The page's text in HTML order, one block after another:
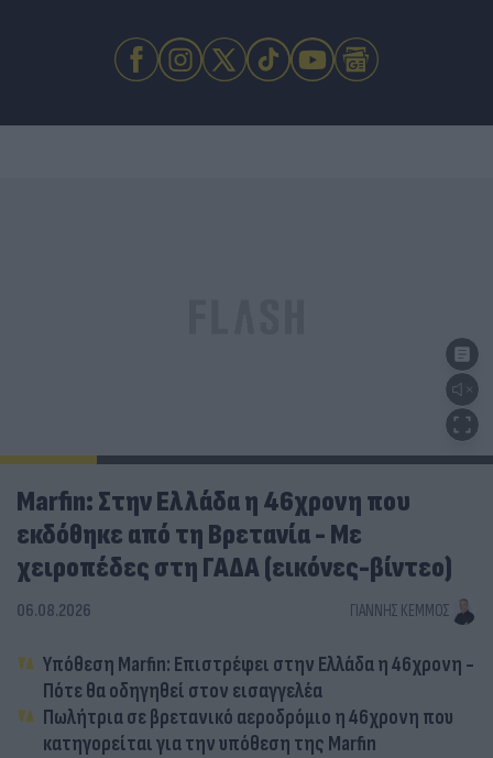
Marfin: Στην Ελλάδα η 46χρονη που
εκδόθηκε από τη Βρετανία - Με
χειροπέδες στη ΓΑΔΑ (εικόνες-βίντεο)
06.08.2026 ΓΙΆΝΝΗΣ ΚΈΜΜΟΣ
Υπόθεση Marfin: Επιστρέφει στην Ελλάδα η 46χρονη -
Πότε θα οδηγηθεί στον εισαγγελέα
Πωλήτρια σε βρετανικό αεροδρόμιο η 46χρονη που
κατηγορείται για την υπόθεση της Marfin